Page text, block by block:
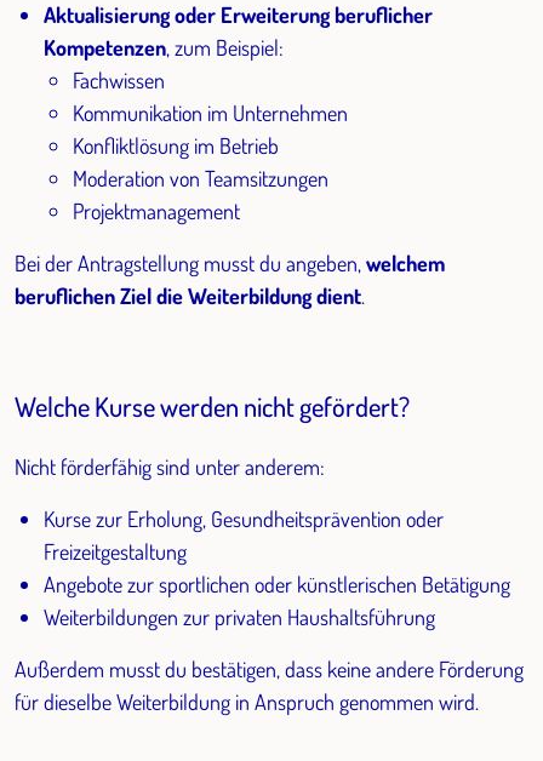
Aktualisierung oder Erweiterung beruflicher
Kompetenzen, zum Beispiel:
Fachwissen
Kommunikation im Unternehmen
Konfliktlösung im Betrieb
Moderation von Teamsitzungen
Projektmanagement
Bei der Antragstellung musst du angeben, welchem
beruflichen Ziel die Weiterbildung dient.
Welche Kurse werden nicht gefördert?
Nicht förderfähig sind unter anderem:
Kurse zur Erholung, Gesundheitsprävention oder
Freizeitgestaltung
Angebote zur sportlichen oder künstlerischen Betätigung
Weiterbildungen zur privaten Haushaltsführung
Außerdem musst du bestätigen, dass keine andere Förderung
für dieselbe Weiterbildung in Anspruch genommen wird.